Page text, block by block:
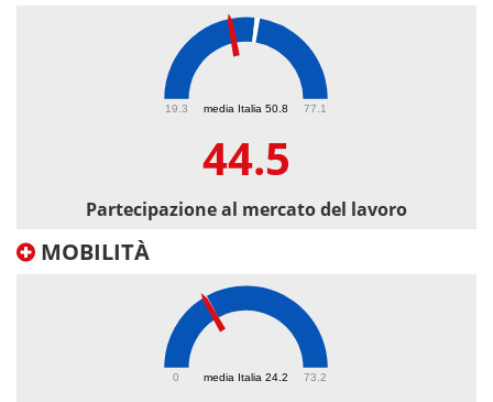
media Italia 50.8
19.3 77.1
44.5
Partecipazione al mercato del lavoro
MOBILITÀ
media Italia 24.2
0 73.2